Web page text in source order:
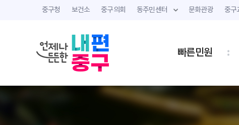
중구청 보건소 중구의회 동주민센터 문화관광 중구
빠른민원